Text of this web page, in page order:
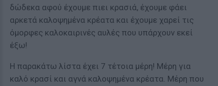
δώδεκα αφού έχουμε πιει κρασιά, έχουμε φάει
αρκετά καλοψημένα κρέατα και έχουμε χαρεί τις
όμορφες καλοκαιρινές αυλές που υπάρχουν εκεί
έξω!
Η παρακάτω λίστα έχει 7 τέτοια μέρη! Μέρη για
καλό κρασί και αγνά καλοψημένα κρέατα. Μέρη που